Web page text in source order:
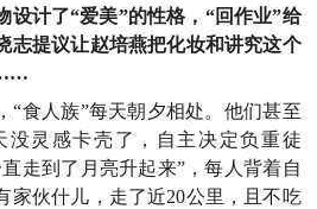
设计了“爱美”的性格，“回作业”给
志提议让赵培燕把化妆和讲究这个
……
“食人族”每天朝夕相处。他们甚至
没灵感卡壳了，自主决定负重徒
走到了月亮升起来”，每人背着自
家伙什儿，走了近20公里，且不吃